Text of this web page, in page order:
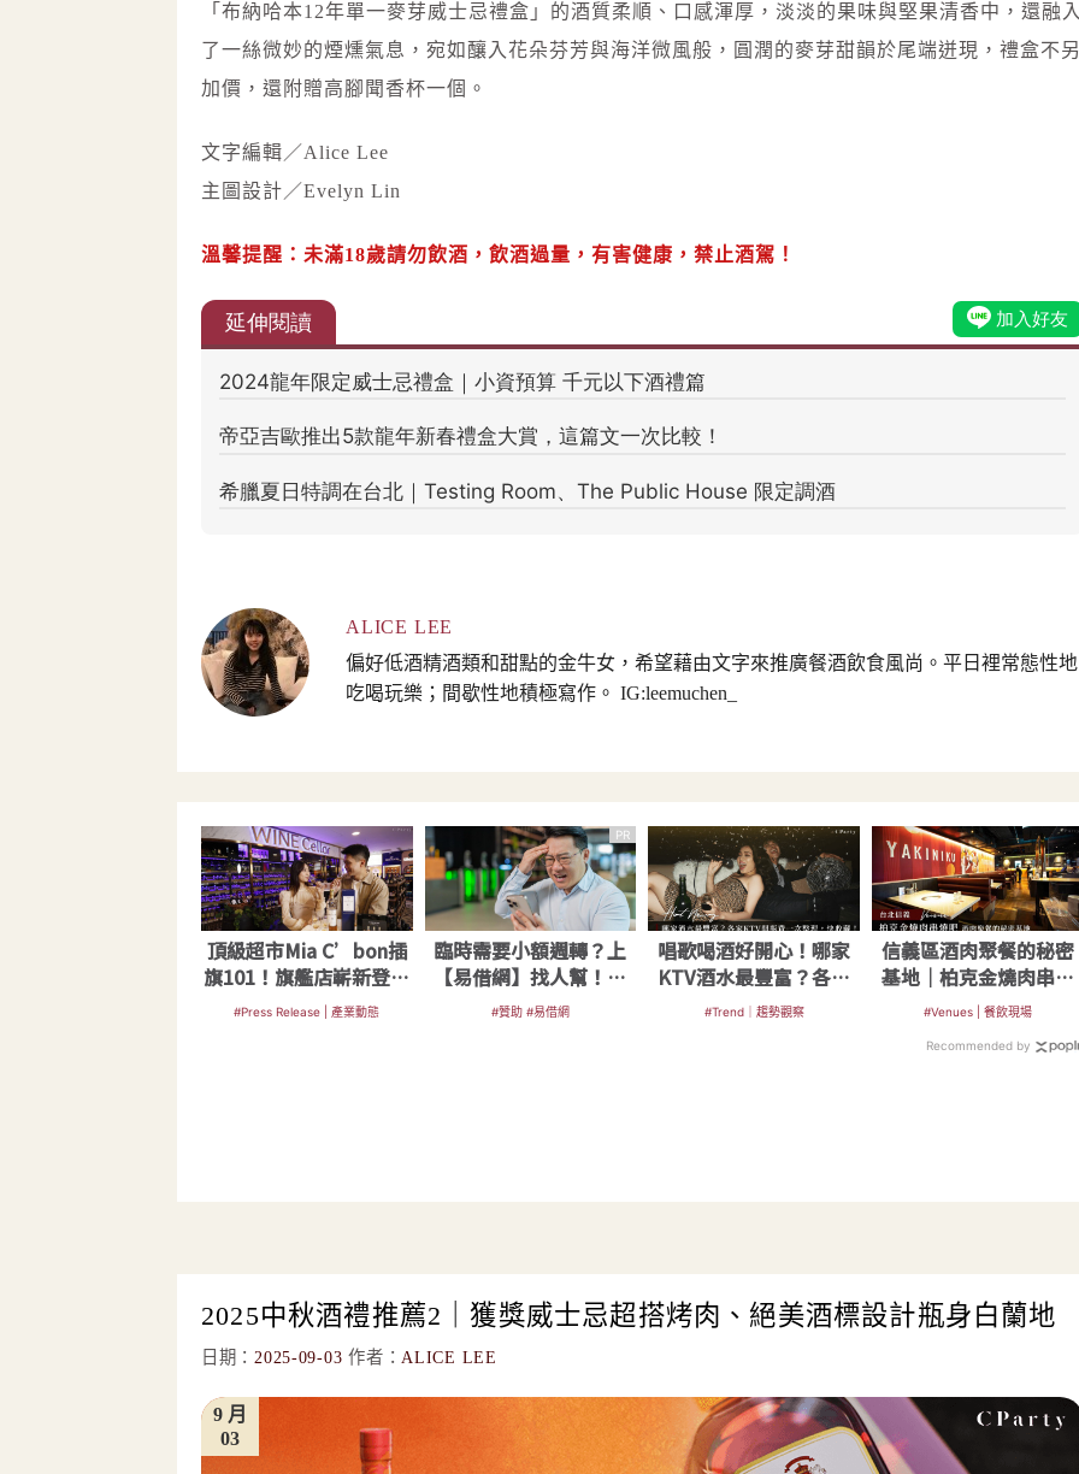
「布納哈本12年單一麥芽威士忌禮盒」的酒質柔順、口感渾厚，淡淡的果味與堅果清香中，還融
了一絲微妙的煙燻氣息，宛如釀入花朵芬芳與海洋微風般，圓潤的麥芽甜韻於尾端迸現，禮盒不
加價，還附贈高腳聞香杯一個。
文字編輯／Alice Lee
主圖設計／Evelyn Lin
溫馨提醒：未滿18歲請勿飲酒，飲酒過量，有害健康，禁止酒駕！
ALICE LEE
偏好低酒精酒類和甜點的金牛女，希望藉由文字來推廣餐酒飲食風尚。平日裡常態性地
吃喝玩樂；間歇性地積極寫作。 IG:leemuchen_
頂級超市Mia C’bon插
旗101！旗艦店嶄新登場
三大亮點一次看
#Press Release | 產業動態
PR
臨時需要小額週轉？上
【易借網】找人幫！資
金快速到位
#贊助 #易借網
唱歌喝酒好開心！哪家
KTV酒水最豐富？各家
開瓶費一次整理
#Trend｜趨勢觀察
信義區酒肉聚餐的秘密
基地｜柏克金燒肉串燒
吧
#Venues | 餐飲現場
Recommended by
2025中秋酒禮推薦2｜獲獎威士忌超搭烤肉、絕美酒標設計瓶身白蘭地
日期： 2025-09-03 作者： ALICE LEE
03
9 月